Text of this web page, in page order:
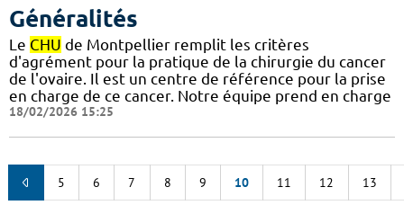
Généralités
Le CHU de Montpellier remplit les critères
d'agrément pour la pratique de la chirurgie du cancer
de l'ovaire. Il est un centre de référence pour la prise
en charge de ce cancer. Notre équipe prend en charge
18/02/2026 15:25
5 6 7 8 9 10 11 12 13